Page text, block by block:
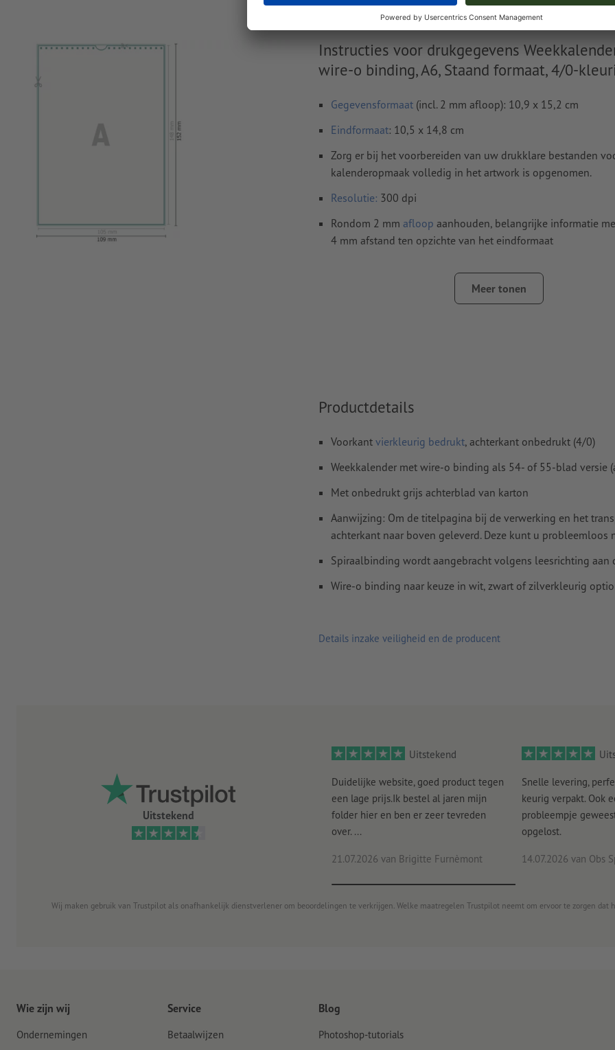
Instructies voor drukgegevens
wire-o binding, A6, Staand formaat, 4/0-
Gegevensformaat (incl. 2 mm afloop): 10,9 x 15,2 cm
Eindformaat: 10,5 x 14,8 cm
Zorg er bij het voorbereiden van uw drukklare bestanden
kalenderopmaak volledig in het artwork is opgenomen.
Resolutie: 300 dpi
Rondom 2 mm afloop aanhouden, belangrijke informatie
4 mm afstand ten opzichte van het eindformaat
CMYK, FOGRA51 (PSO Coated v3) voor
FOGRA52 (PSO Uncoated v3 FOGRA52) voor ongestreken
Inhoud vanformuliervelden
Hoe maak ik afdrukgegevens correct?
Meer tonen
Productdetails
Voorkant vierkleurig bedrukt, achterkant onbedrukt (4/0)
Weekkalender met wire-o binding als 54- of 55-blad
Met onbedrukt grijs achterblad van karton
Aanwijzing: Om de titelpagina bij de verwerking en het
achterkant naar boven geleverd. Deze kunt u probleemloos
Spiraalbinding wordt aangebracht volgens leesrichting aan
Wire-o binding naar keuze in wit, zwart of zilverkleurig
Details inzake veiligheid en de producent
Uitstekend
Uitstekend
Duidelijke website, goed product tegen
een lage prijs.Ik bestel al jaren mijn
folder hier en ben er zeer tevreden
over. ...
21.07.2026 van Brigitte Furnèmont
Snelle levering,
keurig verpakt. Ook
probleempje
opgelost.
14.07.2026 van Obs
Wij maken gebruik van Trustpilot als onafhankelijk dienstverlener om beoordelingen te verkrijgen. Welke maatregelen Trustpilot neemt om ervoor te zorgen dat
Wie zijn wij
Ondernemingen
Service
Betaalwijzen
Blog
Photoshop-tutorials